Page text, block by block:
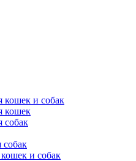
кошек и собак
кошек
собак
собак
и собак